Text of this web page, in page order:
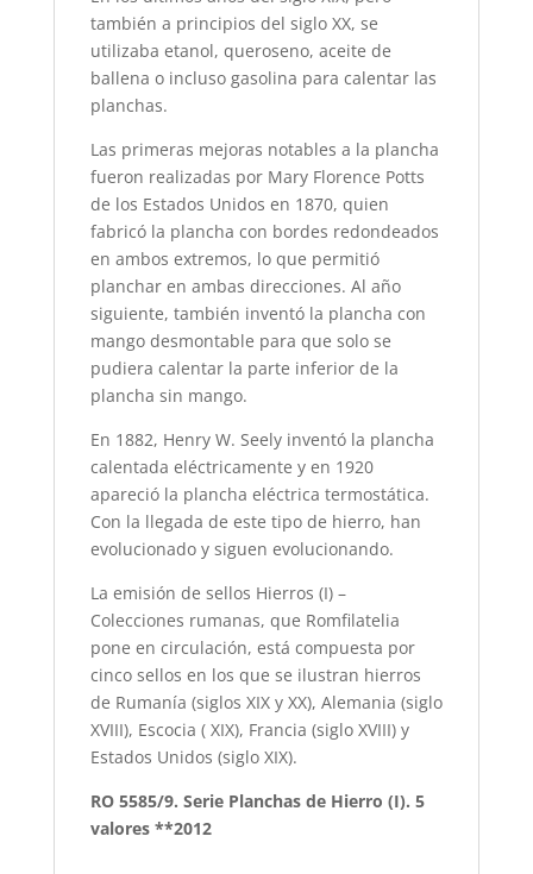
también a principios del siglo XX, se
utilizaba etanol, queroseno, aceite de
ballena o incluso gasolina para calentar las
planchas.
Las primeras mejoras notables a la plancha
fueron realizadas por Mary Florence Potts
de los Estados Unidos en 1870, quien
fabricó la plancha con bordes redondeados
en ambos extremos, lo que permitió
planchar en ambas direcciones. Al año
siguiente, también inventó la plancha con
mango desmontable para que solo se
pudiera calentar la parte inferior de la
plancha sin mango.
En 1882, Henry W. Seely inventó la plancha
calentada eléctricamente y en 1920
apareció la plancha eléctrica termostática.
Con la llegada de este tipo de hierro, han
evolucionado y siguen evolucionando.
La emisión de sellos Hierros (I) –
Colecciones rumanas, que Romfilatelia
pone en circulación, está compuesta por
cinco sellos en los que se ilustran hierros
de Rumanía (siglos XIX y XX), Alemania (siglo
XVIII), Escocia ( XIX), Francia (siglo XVIII) y
Estados Unidos (siglo XIX).
RO 5585/9. Serie Planchas de Hierro (I). 5
valores **2012